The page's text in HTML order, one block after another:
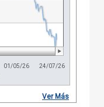
01/05/26 24/07/26
Ver Más